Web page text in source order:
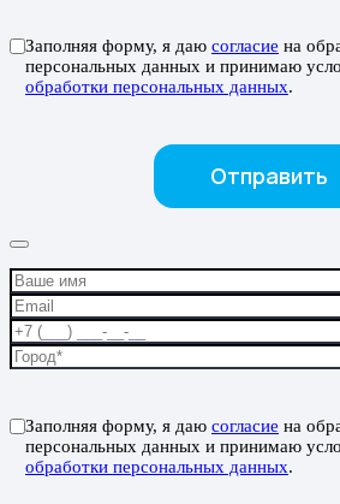
Заполняя форму, я даю согласие на
персональных данных и принимаю
обработки персональных данных.
Заполняя форму, я даю согласие на
персональных данных и принимаю
обработки персональных данных.